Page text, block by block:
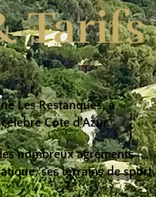
Tarifs
Les Restanques, à
Côte d'Azur.
nombreux agréments
ses terrains de sport,